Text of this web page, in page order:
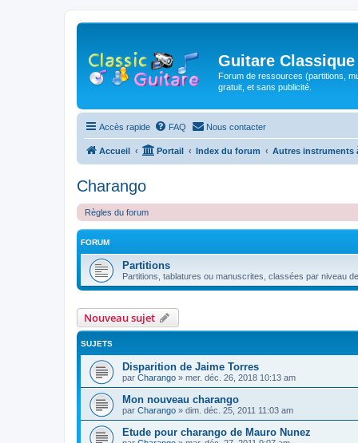
Guitare Classique
Forum de ressources (partitions,
gratuit, et sans publicité.
Accès rapide FAQ Nous contacter
Accueil Portail Index du forum Autres instruments
Charango
Règles du forum
FORUM
Partitions
Partitions, tablatures ou manuscrites, classées par niveau
Nouveau sujet
SUJETS
Disparition de Jaime Torres
par Charango » mer. déc. 26, 2018 10:13 am
Mon nouveau charango
par Charango » dim. déc. 25, 2011 11:03 am
Etude pour charango de Mauro Nunez